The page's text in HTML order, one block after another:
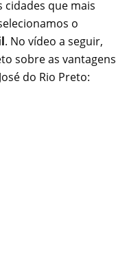
que mais
o
. No vídeo a seguir,
sobre as vantagens
do Rio Preto: